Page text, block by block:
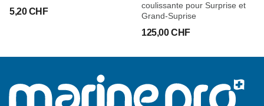
5,20 CHF
coulissante pour Surprise et
Grand-Suprise
125,00 CHF